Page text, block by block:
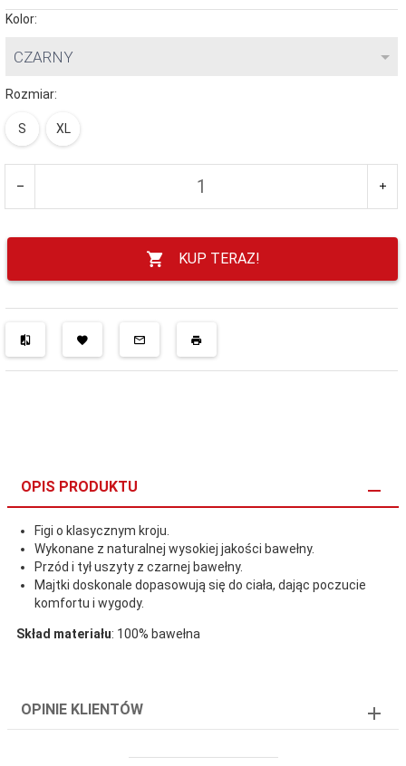
Kolor:
CZARNY
Rozmiar:
S XL
KUP TERAZ!
OPIS PRODUKTU
Figi o klasycznym kroju.
Wykonane z naturalnej wysokiej jakości bawełny.
Przód i tył uszyty z czarnej bawełny.
Majtki doskonale dopasowują się do ciała, dając poczucie
komfortu i wygody.
Skład materiału: 100% bawełna
OPINIE KLIENTÓW